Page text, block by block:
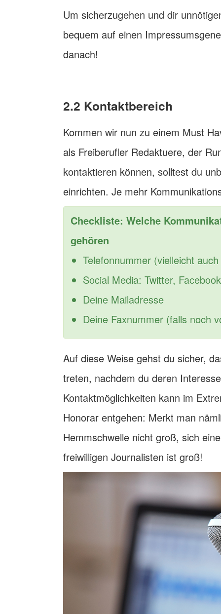
Um sicherzugehen und dir
bequem auf einen
danach!
2.2 Kontaktbereich
Kommen wir nun zu einem Must
als Freiberufler Redaktuere, der
kontaktieren können, solltest du
einrichten. Je mehr
Checkliste: Welche
gehören
Telefonnummer (vielleicht
Social Media: Twitter,
Deine Mailadresse
Deine Faxnummer (falls noch
Auf diese Weise gehst du sicher,
treten, nachdem du deren
Kontaktmöglichkeiten kann im
Honorar entgehen: Merkt man
Hemmschwelle nicht groß, sich
freiwilligen Journalisten ist groß!